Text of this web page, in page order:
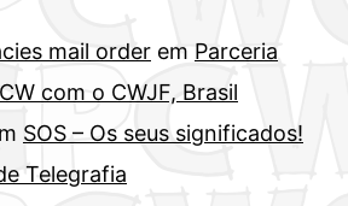
mail order em Parceria
com o CWJF, Brasil
SOS – Os seus significados!
Telegrafia